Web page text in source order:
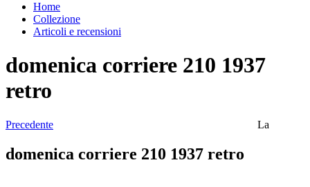
Home
Collezione
Articoli e recensioni
domenica corriere 210 1937
retro
Precedente
domenica corriere 210 1937 retro
La